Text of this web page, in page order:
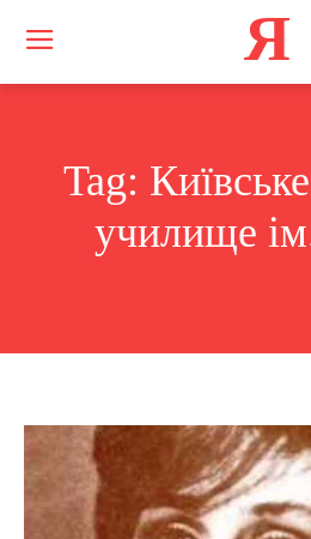
Я
Tag:
училище